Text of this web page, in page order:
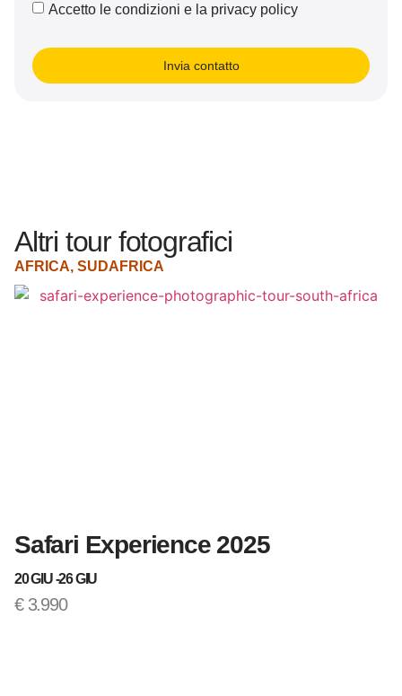
Accetto le condizioni e la privacy policy
Invia contatto
Altri tour fotografici
AFRICA, SUDAFRICA
Safari Experience 2025
20 GIU -26 GIU
€3.990